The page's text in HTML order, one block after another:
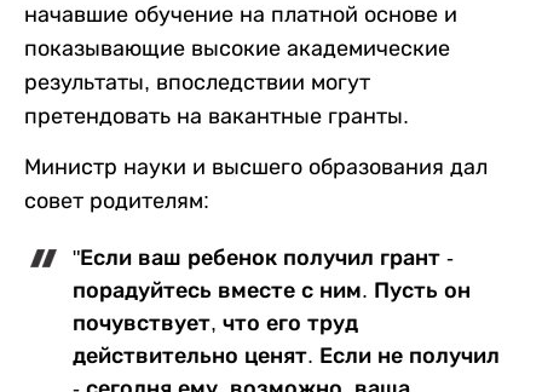
начавшие обучение на платной основе и
показывающие высокие академические
результаты, впоследствии могут
претендовать на вакантные гранты.
Министр науки и высшего образования дал
совет родителям:
"Если ваш ребенок получил грант -
порадуйтесь вместе с ним. Пусть он
почувствует, что его труд
действительно ценят. Если не получил